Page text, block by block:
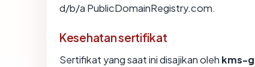
d/b/a PublicDomainRegistry.com.
Kesehatan sertifikat
Sertifikat yang saat ini disajikan oleh kms-